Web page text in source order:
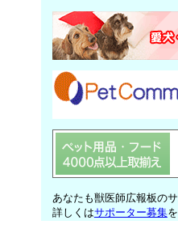
あなたも獣医師広報板の
詳しくはサポーター募集